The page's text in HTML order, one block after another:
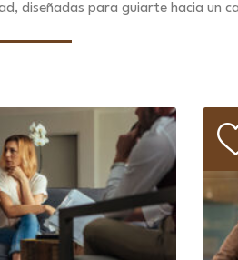
diseñadas para guiarte hacia un